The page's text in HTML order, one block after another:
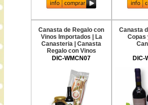
Canasta de Regalo con
Vinos Importados | La
Canasteria | Canasta
Regalo con Vinos
DIC-WMCN07
Canasta
Copas
DIC-